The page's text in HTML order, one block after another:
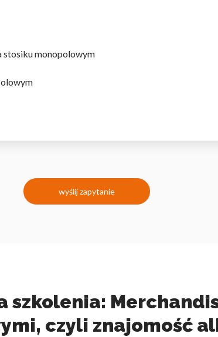
stosiku monopolowym
wyślij zapytanie
szkolenia:
czyli znajomość
są w procesie klasyfikowania, wraz z dostawcami
Zapisz moje preferencje